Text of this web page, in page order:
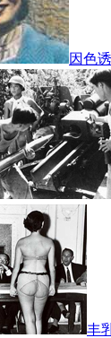
因色
丰